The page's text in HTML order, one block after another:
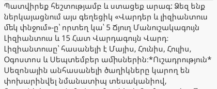
Պատվիրեք հեշտությամբ և ստացեք արագ: Ձեզ ենք
ներկայացնում այս գեղեցիկ «Վարդեր և լիզիանտուս
մեկ փնջում»-ը՝ որտեղ կա՝ 5 Ճյուղ Մանուշակագույն
Լիզիանտուս և 15 Հատ Վարդագույն Վարդ։
Լիզիանտուսը՝ հասանելի է Մայիս, Հունիս, Հուլիս,
Օգոստոս և Սեպտեմբեր ամիսներին։*Ուշադրություն*
Սեզոնային անհասանելի ծաղիկները կարող են
փոխարինվել նմանատիպ տեսականիով,